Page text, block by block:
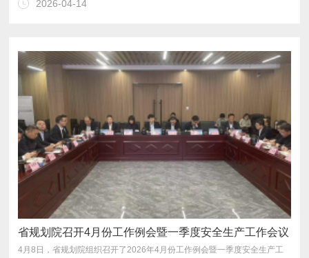
2026-04-14
省规划院召开4月份工作例会暨一季度安全生产工作会议